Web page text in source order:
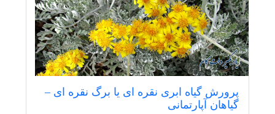
پرورش گیاه ابری نقره ای یا برگ نقره ای –
گیاهان آپارتمانی